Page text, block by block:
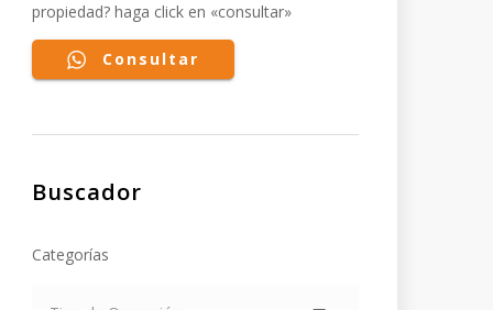
propiedad? haga click en «consultar»
Consultar
Buscador
Categorías